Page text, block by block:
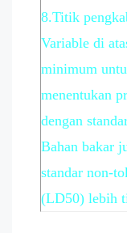
8.Titik
Variable di
minimum
menentukan
dengan
Bahan bakar
standar non-
(LD50) lebih